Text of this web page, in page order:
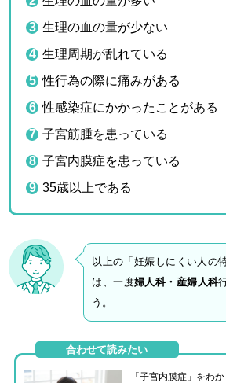
生理の血の量が少ない
生理周期が乱れている
性行為の際に痛みがある
性感染症にかかったことがある
子宮筋腫を患っている
子宮内膜症を患っている
35歳以上である
以上の「妊娠しにくい人の
は、一度婦人科・産婦人科
う。
合わせて読みたい
「子宮内膜症」をわ